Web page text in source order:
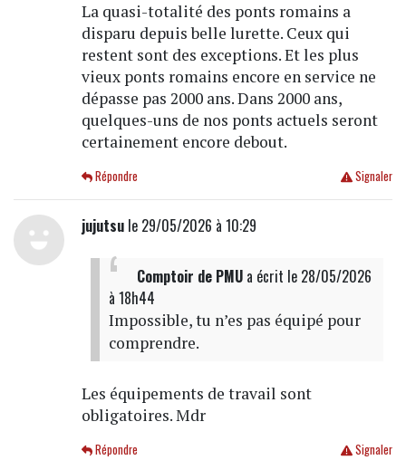
La quasi-totalité des ponts romains a
disparu depuis belle lurette. Ceux qui
restent sont des exceptions. Et les plus
vieux ponts romains encore en service ne
dépasse pas 2000 ans. Dans 2000 ans,
quelques-uns de nos ponts actuels seront
certainement encore debout.
Signaler
Répondre
jujutsule 29/05/2026 à 10:29
Comptoir de PMUa écrit le 28/05/2026
à 18h44
Impossible, tu n’es pas équipé pour
comprendre.
Les équipements de travail sont
obligatoires. Mdr
Signaler
Répondre